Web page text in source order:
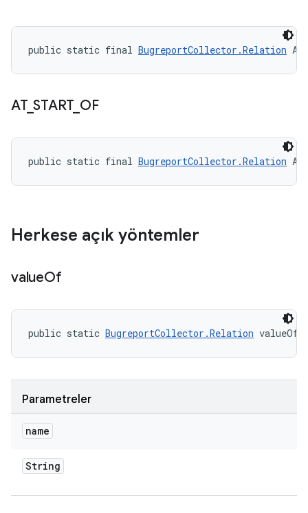
public static final BugreportCollector.Relation
AT_START_ OF
public static final BugreportCollector.Relation
Herkese açık yöntemler
valueOf
public static BugreportCollector.Relation valueOf
Parametreler
name
String